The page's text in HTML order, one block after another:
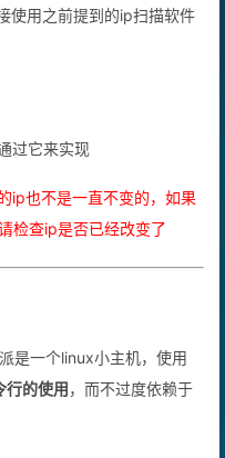
使用之前提到的ip扫描软件
过它来实现
ip也不是一直不变的，如果
检查ip是否已经改变了
是一个linux小主机，使用
的使用，而不过度依赖于